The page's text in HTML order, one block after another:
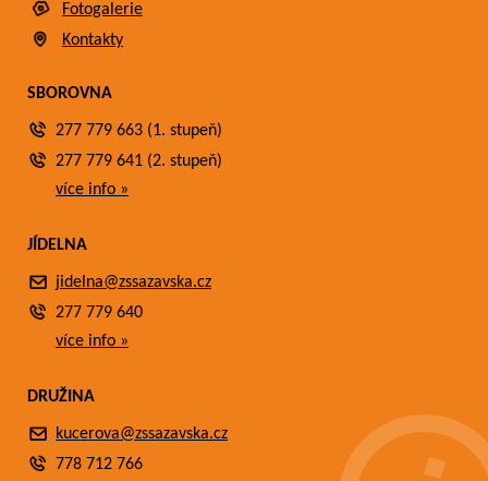
Fotogalerie
Kontakty
SBOROVNA
277 779 663 (1. stupeň)
277 779 641 (2. stupeň)
více info »
JÍDELNA
jidelna@zssazavska.cz
277 779 640
více info »
DRUŽINA
kucerova@zssazavska.cz
778 712 766